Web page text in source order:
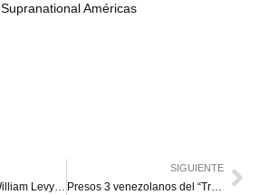
Supranational Américas
Arrestan al actor William Levy en Florida
SIGUIENTE
Presos 3 venezolanos del “Tren de Aragua” por disparar a un gendarme en Chile